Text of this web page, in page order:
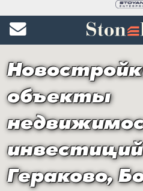
объекты
Гераково,